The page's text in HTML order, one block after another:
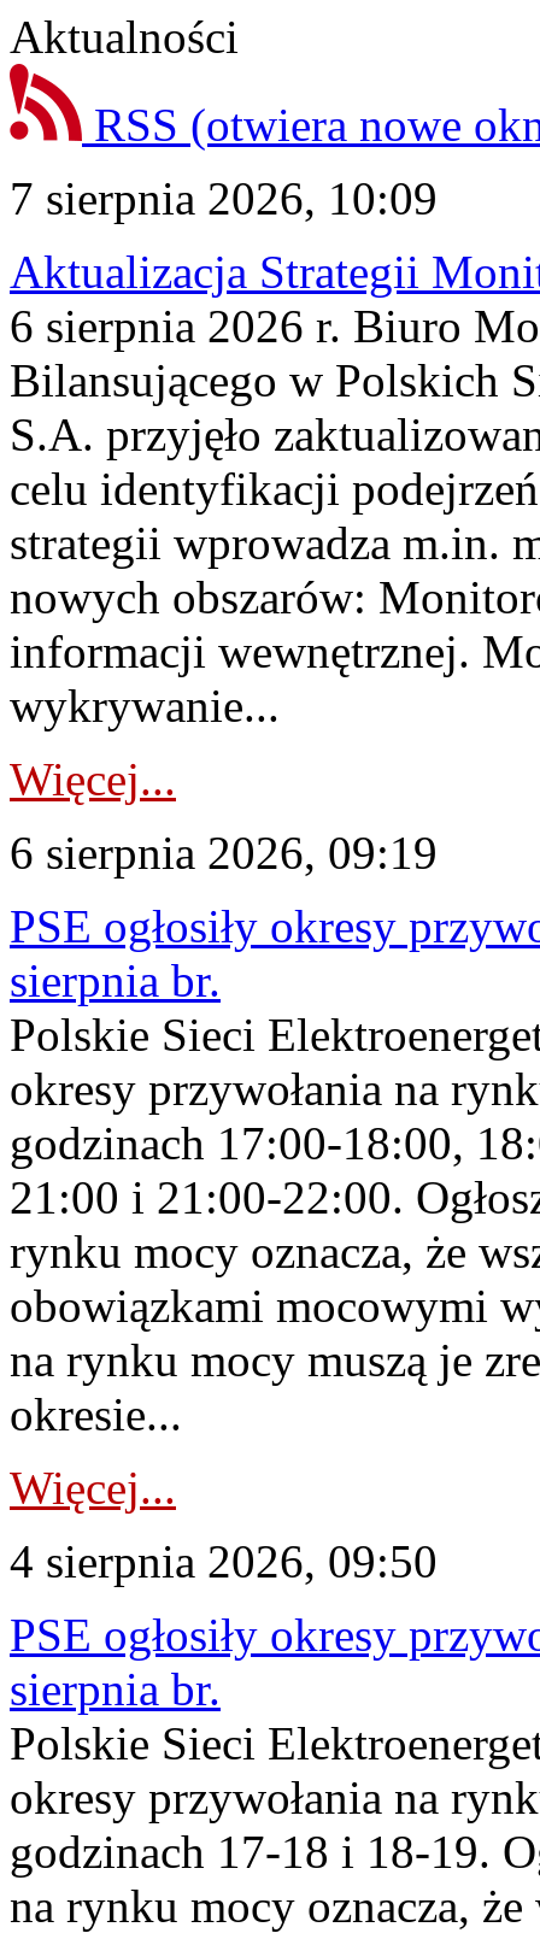
Aktualności
RSS (otwiera nowe
7 sierpnia 2026, 10:09
Aktualizacja Strategii
6 sierpnia 2026 r. Biuro
Bilansującego w Polskich
S.A. przyjęło
celu identyfikacji
strategii wprowadza m.in.
nowych obszarów:
informacji wewnętrznej.
wykrywanie...
Więcej...
6 sierpnia 2026, 09:19
PSE ogłosiły okresy
sierpnia br.
Polskie Sieci
okresy przywołania na
godzinach 17:00-18:00,
21:00 i 21:00-22:00.
rynku mocy oznacza, że
obowiązkami mocowymi
na rynku mocy muszą je
okresie...
Więcej...
4 sierpnia 2026, 09:50
PSE ogłosiły okresy
sierpnia br.
Polskie Sieci
okresy przywołania na
godzinach 17-18 i 18-19.
na rynku mocy oznacza,